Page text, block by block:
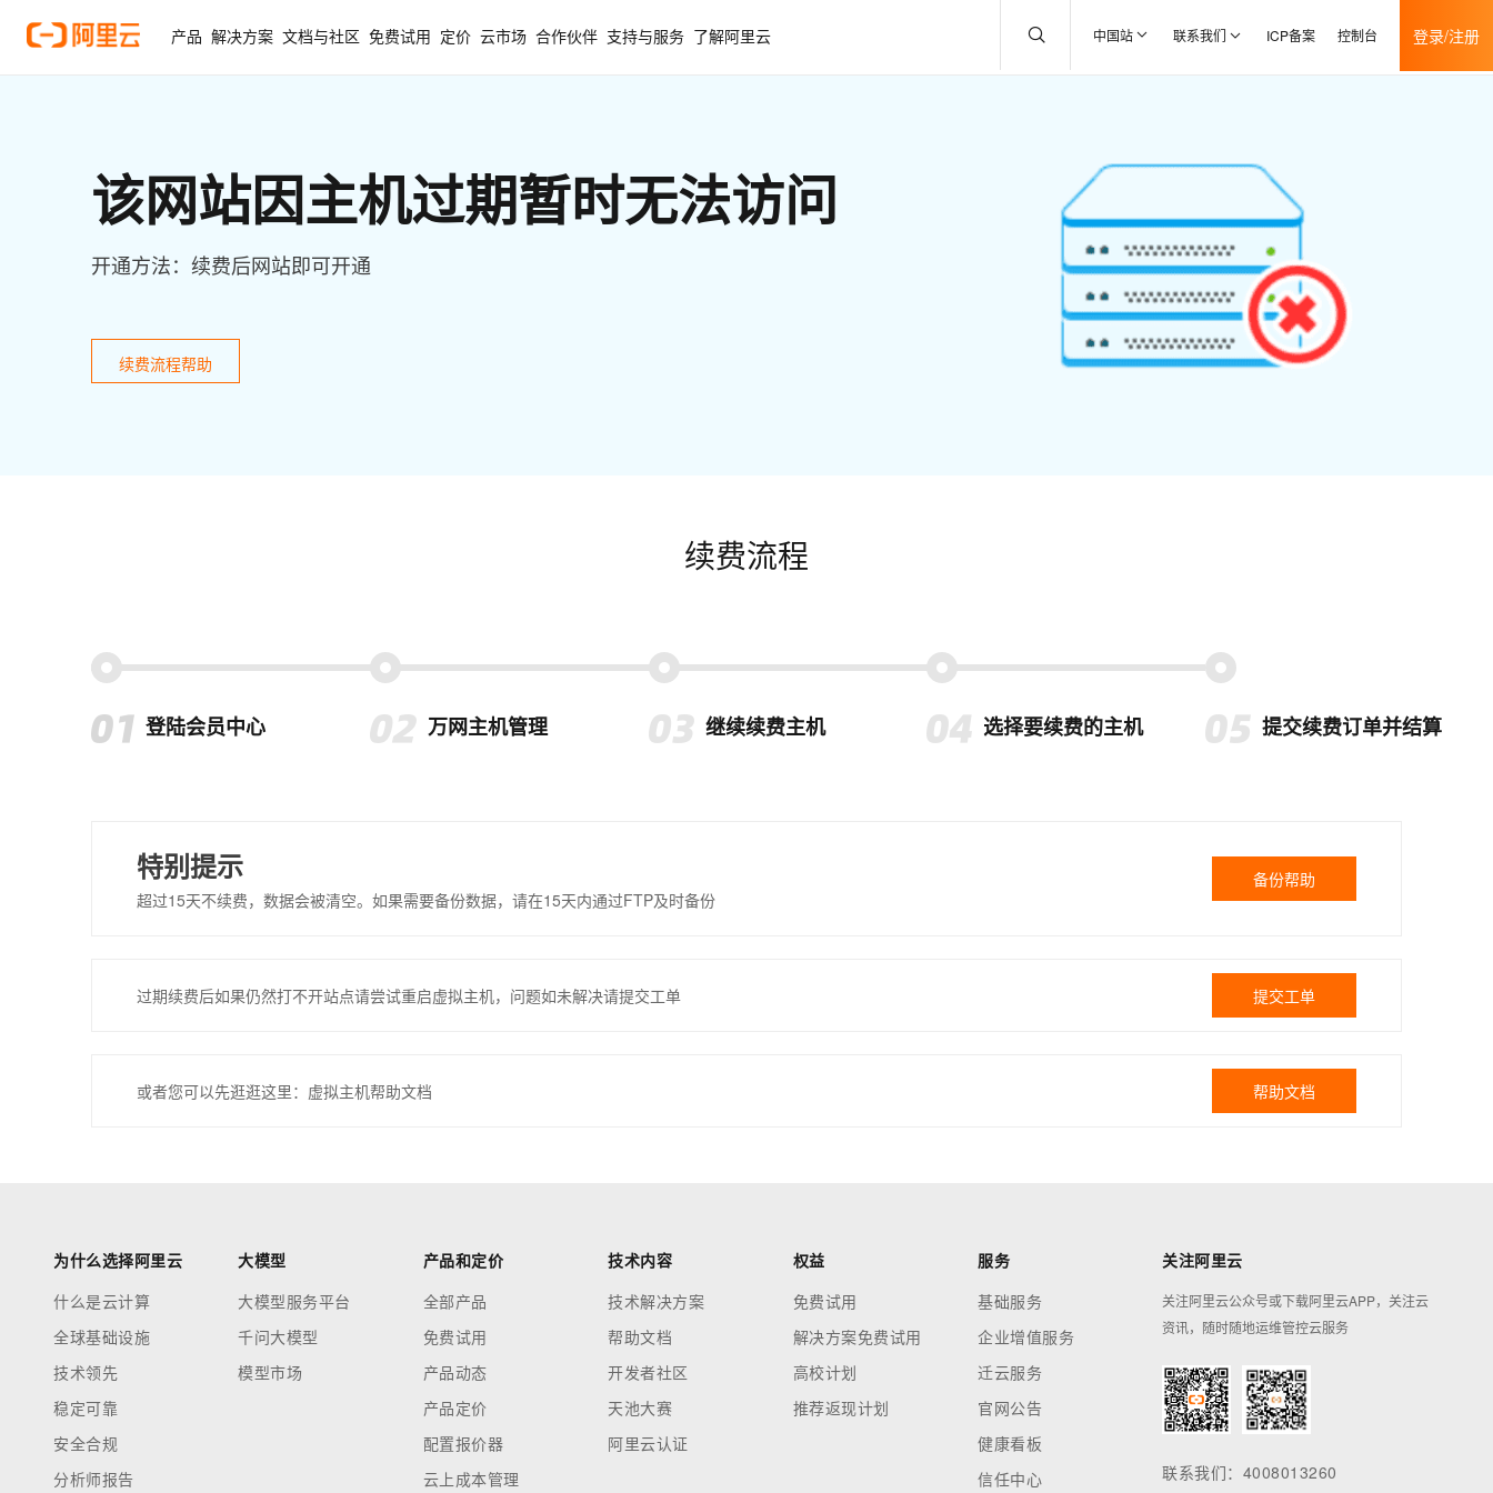
产品 解决方案 文档与社区 免费试用 定价 云市场 合作伙伴 支持与服务 了解阿里云 中国站 联系我们 ICP备案 控制台 登录/注册
该网站因主机过期暂时无法访问
开通方法：续费后网站即可开通
续费流程帮助
续费流程
登陆会员中心 万网主机管理 继续续费主机 选择要续费的主机 提交续费订单并结算
特别提示
超过15天不续费，数据会被清空。如果需要备份数据，请在15天内通过FTP及时备份
备份帮助
过期续费后如果仍然打不开站点请尝试重启虚拟主机，问题如未解决请提交工单 提交工单
或者您可以先逛逛这里：虚拟主机帮助文档 帮助文档